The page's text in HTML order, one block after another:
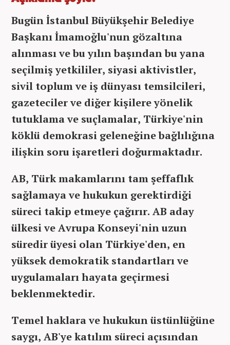
Bugün İstanbul Büyükşehir Belediye
Başkanı İmamoğlu'nun gözaltına
alınması ve bu yılın başından bu yana
seçilmiş yetkililer, siyasi aktivistler,
sivil toplum ve iş dünyası temsilcileri,
gazeteciler ve diğer kişilere yönelik
tutuklama ve suçlamalar, Türkiye'nin
köklü demokrasi geleneğine bağlılığına
ilişkin soru işaretleri doğurmaktadır.
AB, Türk makamlarını tam şeffaflık
sağlamaya ve hukukun gerektirdiği
süreci takip etmeye çağırır. AB aday
ülkesi ve Avrupa Konseyi'nin uzun
süredir üyesi olan Türkiye'den, en
yüksek demokratik standartları ve
uygulamaları hayata geçirmesi
beklenmektedir.
Temel haklara ve hukukun üstünlüğüne
saygı, AB'ye katılım süreci açısından